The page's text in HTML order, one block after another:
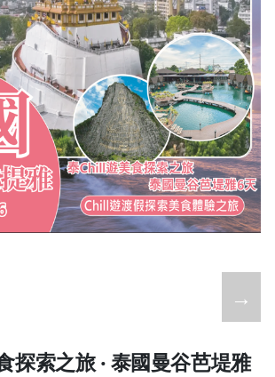
→
探索之旅 ‧ 泰國曼谷芭堤雅